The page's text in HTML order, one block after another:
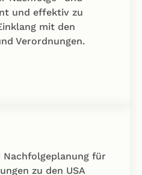
und effektiv zu
mit den
Verordnungen.
für
zu den USA